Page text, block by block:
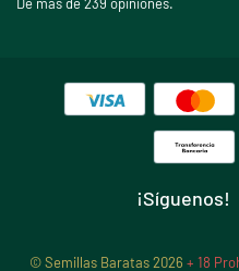
¡Síguenos!
© Semillas Baratas 2026 + 18